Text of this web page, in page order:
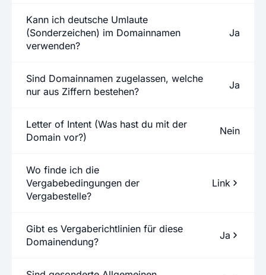
Kann ich deutsche Umlaute
(Sonderzeichen) im Domainnamen
verwenden?
Ja
Sind Domainnamen zugelassen, welche
nur aus Ziffern bestehen?
Ja
Letter of Intent (Was hast du mit der
Domain vor?)
Nein
Wo finde ich die
Vergabebedingungen der
Vergabestelle?
Link
Gibt es Vergaberichtlinien für diese
Domainendung?
Ja